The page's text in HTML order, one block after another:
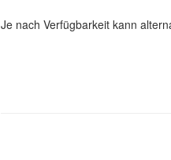
Je nach Verfügbarkeit kann